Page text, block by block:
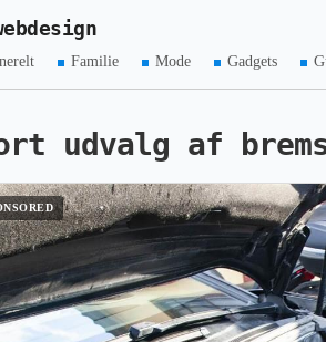
Familie Mode Gadgets
udvalg af